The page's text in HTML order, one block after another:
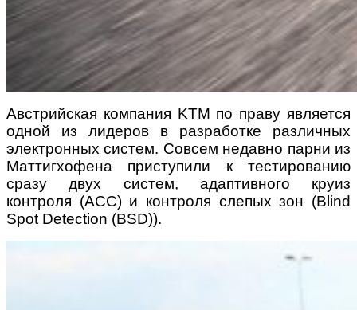
Австрийская компания KTM по праву является
одной из лидеров в разработке различных
электронных систем. Совсем недавно парни из
Маттигхофена приступили к тестированию
сразу двух систем, адаптивного круиз
контроля (ACC) и контроля слепых зон (Blind
Spot Detection (BSD)).